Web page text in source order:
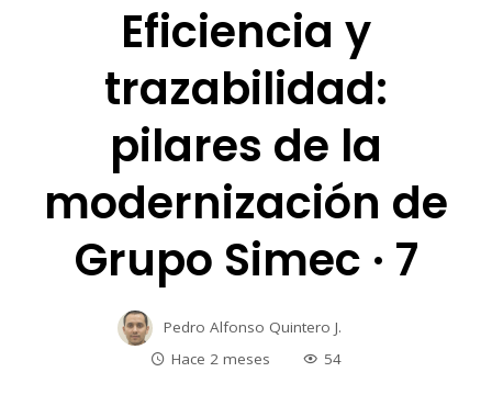
Eficiencia y
trazabilidad:
pilares de la
modernización de
Grupo Simec · 7
Pedro Alfonso Quintero J.
Hace 2 meses
54